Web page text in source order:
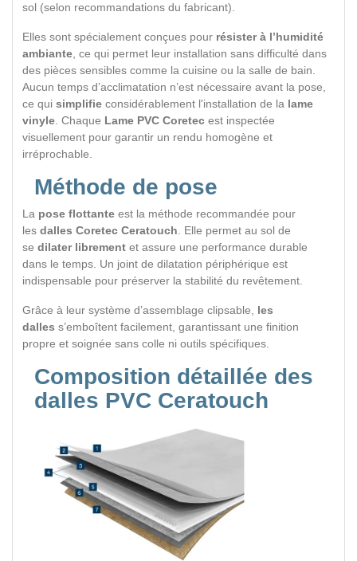
sol (selon recommandations du fabricant).
Elles sont spécialement conçues pour résister à l’humidité
ambiante, ce qui permet leur installation sans difficulté dans
des pièces sensibles comme la cuisine ou la salle de bain.
Aucun temps d’acclimatation n’est nécessaire avant la pose,
ce qui simplifie considérablement l'installation de la lame
vinyle. Chaque Lame PVC Coretec est inspectée
visuellement pour garantir un rendu homogène et
irréprochable.
Méthode de pose
La pose flottante est la méthode recommandée pour
les dalles Coretec Ceratouch. Elle permet au sol de
se dilater librement et assure une performance durable
dans le temps. Un joint de dilatation périphérique est
indispensable pour préserver la stabilité du revêtement.
Grâce à leur système d’assemblage clipsable, les
dalles s’emboîtent facilement, garantissant une finition
propre et soignée sans colle ni outils spécifiques.
Composition détaillée des
dalles PVC Ceratouch